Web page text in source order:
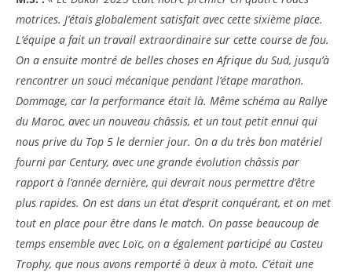
motrices. J’étais globalement satisfait avec cette sixième place.
L’équipe a fait un travail extraordinaire sur cette course de fou.
On a ensuite montré de belles choses en Afrique du Sud, jusqu’à
rencontrer un souci mécanique pendant l’étape marathon.
Dommage, car la performance était là. Même schéma au Rallye
du Maroc, avec un nouveau châssis, et un tout petit ennui qui
nous prive du Top 5 le dernier jour. On a du très bon matériel
fourni par Century, avec une grande évolution châssis par
rapport à l’année dernière, qui devrait nous permettre d’être
plus rapides. On est dans un état d’esprit conquérant, et on met
tout en place pour être dans le match. On passe beaucoup de
temps ensemble avec Loïc, on a également participé au Casteu
Trophy, que nous avons remporté à deux à moto. C’était une